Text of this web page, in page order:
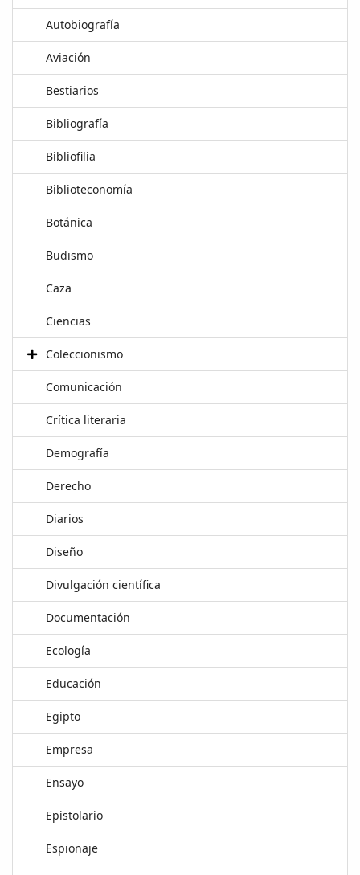
Autobiografía
Aviación
Bestiarios
Bibliografía
Bibliofilia
Biblioteconomía
Botánica
Budismo
Caza
Ciencias
Coleccionismo
Comunicación
Crítica literaria
Demografía
Derecho
Diarios
Diseño
Divulgación científica
Documentación
Ecología
Educación
Egipto
Empresa
Ensayo
Epistolario
Espionaje